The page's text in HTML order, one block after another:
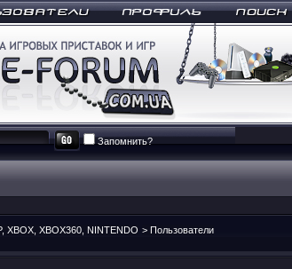
Запомнить?
XBOX, XBOX360, NINTENDO > Пользователи